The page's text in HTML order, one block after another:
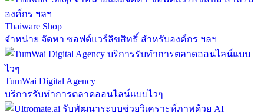
Thaiware Shop
จำหน่าย จัดหา ซอฟต์แวร์ลิขสิทธิ์ สำหรับองค์กร ฯลฯ
TumWai Digital Agency
บริการรับทำการตลาดออนไลน์แบบไวๆ